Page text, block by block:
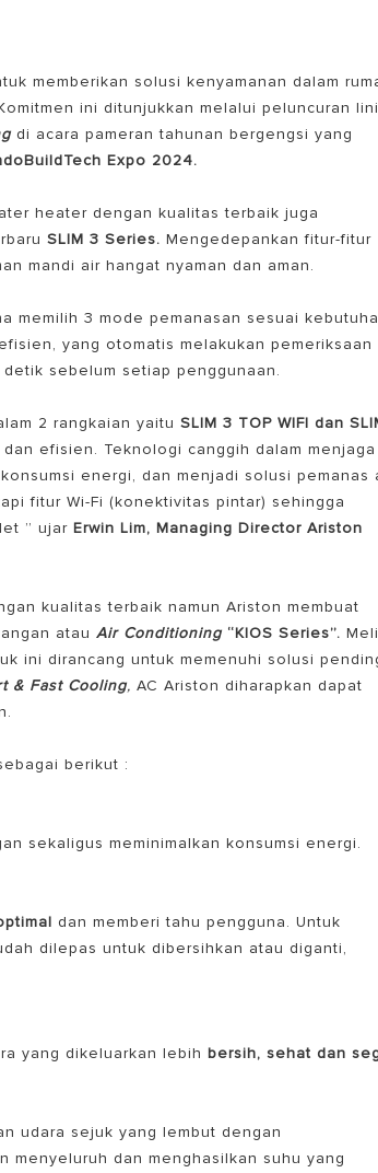
memberikan solusi kenyamanan dalam
ini ditunjukkan melalui peluncuran
di acara pameran tahunan bergengsi yang
Expo 2024.
heater dengan kualitas terbaik juga
SLIM 3 Series. Mengedepankan fitur-fitur
mandi air hangat nyaman dan aman.
memilih 3 mode pemanasan sesuai
yang otomatis melakukan pemeriksaan
sebelum setiap penggunaan.
2 rangkaian yaituSLIM 3 TOP WIFI dan
efisien. Teknologi canggih dalam menjaga
energi, dan menjadi solusi pemanas
fitur Wi-Fi (konektivitas pintar) sehingga
” ujarErwin Lim, Managing Director Ariston
kualitas terbaik namun Ariston membuat
atauAir Conditioning “KIOS Series”.
ini dirancang untuk memenuhi solusi
& Fast Cooling,AC Ariston diharapkan dapat
berikut :
sekaligus meminimalkan konsumsi energi.
dan memberi tahu pengguna. Untuk
dilepas untuk dibersihkan atau diganti,
yang dikeluarkan lebihbersih, sehat dan
udara sejuk yang lembut dengan
menyeluruh dan menghasilkan suhu yang